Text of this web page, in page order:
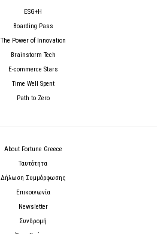
ESG+H
Boarding Pass
The Power of Innovation
Brainstorm Tech
E-commerce Stars
Time Well Spent
Path to Zero
About Fortune Greece
Ταυτότητα
Δήλωση Συμμόρφωσης
Επικοινωνία
Newsletter
Συνδρομή